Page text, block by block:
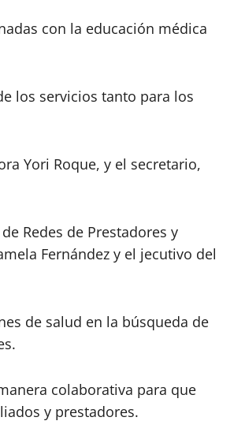
con la educación médica
los servicios tanto para los
Yori Roque, y el secretario,
Redes de Prestadores y
Fernández y el jecutivo del
de salud en la búsqueda de
colaborativa para que
y prestadores.